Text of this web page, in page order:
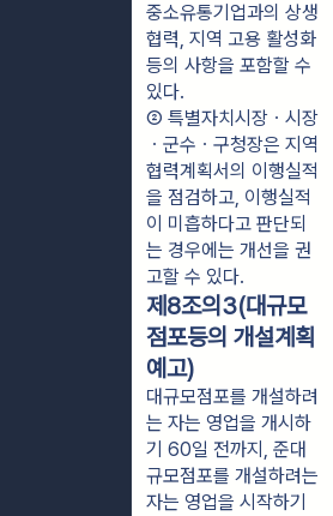
중소유통기업과의 상생
협력, 지역 고용 활성화
등의 사항을 포함할 수
있다.
② 특별자치시장ㆍ시장
ㆍ군수ㆍ구청장은 지역
협력계획서의 이행실적
을 점검하고, 이행실적
이 미흡하다고 판단되
는 경우에는 개선을 권
고할 수 있다.
제8조의3(대규모
점포등의 개설계획
예고)
대규모점포를 개설하려
는 자는 영업을 개시하
기 60일 전까지, 준대
규모점포를 개설하려는
자는 영업을 시작하기